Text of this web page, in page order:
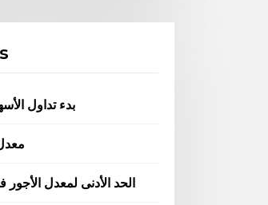
بدء تداول الأسهم مع
الحد الأدنى لمعدل الأجور